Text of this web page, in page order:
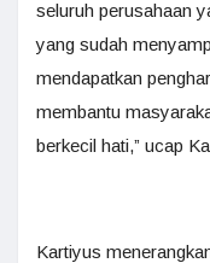
seluruh perusahaan
yang sudah
mendapatkan
membantu
berkecil hati,” ucap
Kartiyus